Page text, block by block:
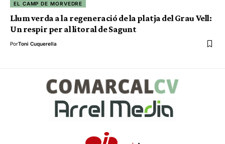
EL CAMP DE MORVEDRE
Llum verda a la regeneració de la platja del Grau Vell:
Un respir per al litoral de Sagunt
PorToni Cuquerella